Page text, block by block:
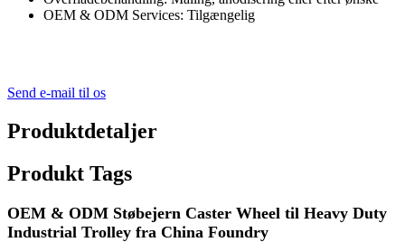
OEM & ODM Services: Tilgængelig
Send e-mail til os
Produktdetaljer
Produkt Tags
OEM & ODM Støbejern Caster Wheel til Heavy Duty
Industrial Trolley fra China Foundry